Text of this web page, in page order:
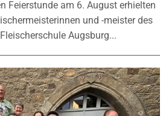
Feierstunde am 6. August erhielten
und -meister des
Augsburg...